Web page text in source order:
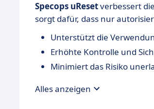
Specops uResetverbessert
sorgt dafür, dass nur
Unterstützt die
Erhöhte Kontrolle und
Minimiert das Risiko
Alles anzeigen